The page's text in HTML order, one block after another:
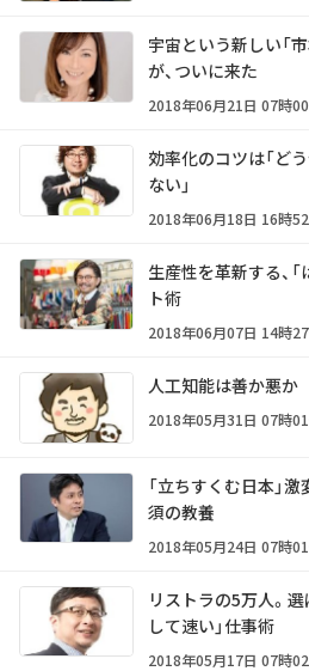
宇宙という新しい「
が、ついに来た
2018年06月21日 07時
効率化のコツは「ど
ない」
2018年06月18日 16時
生産性を革新する、
ト術
2018年06月07日 14時
人工知能は善か悪か
2018年05月31日 07時
「立ちすくむ日本」
須の教養
2018年05月24日 07時
リストラの5万人。
して速い」仕事術
2018年05月17日 07時